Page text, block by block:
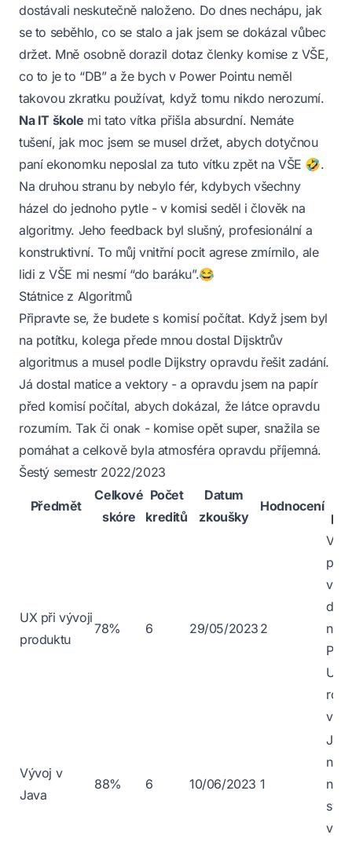
dostávali neskutečně naloženo. Do dnes nechápu, jak
se to seběhlo, co se stalo a jak jsem se dokázal vůbec
držet. Mně osobně dorazil dotaz členky komise z VŠE,
co to je to “DB” a že bych v Power Pointu neměl
takovou zkratku používat, když tomu nikdo nerozumí.
Na IT škole mi tato vítka přišla absurdní. Nemáte
tušení, jak moc jsem se musel držet, abych dotyčnou
paní ekonomku neposlal za tuto vítku zpět na VŠE 🤣.
Na druhou stranu by nebylo fér, kdybych všechny
házel do jednoho pytle - v komisi seděl i člověk na
algoritmy. Jeho feedback byl slušný, profesionální a
konstruktivní. To můj vnitřní pocit agrese zmírnilo, ale
lidi z VŠE mi nesmí “do baráku”.😂
Státnice z Algoritmů
Připravte se, že budete s komisí počítat. Když jsem byl
na potítku, kolega přede mnou dostal Dijsktrův
algoritmus a musel podle Dijkstry opravdu řešit zadání.
Já dostal matice a vektory - a opravdu jsem na papír
před komisí počítal, abych dokázal, že látce opravdu
rozumím. Tak či onak - komise opět super, snažila se
pomáhat a celkově byla atmosféra opravdu příjemná.
Šestý semestr 2022/2023
Předmět
Celkové
skóre
Počet
kreditů
Datum
zkoušky
Hodnocení
UX při vývoji
produktu
78% 6 29/05/2023 2
na
UI
Vývoj v
Java
88% 6 10/06/2023 1